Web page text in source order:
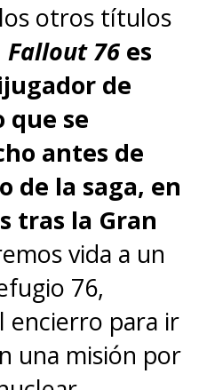
también
de
(Starr) y la
Butcher"
con su
Cameron
elevado a
la serie.Con
otros títulos
Fallout 76 es
de
que se
antes de
de la saga, en
tras la Gran
vida a un
76,
encierro para ir
una misión por